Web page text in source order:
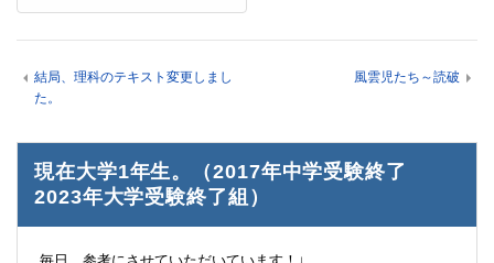
結局、理科のテキスト変更しまし
た。
風雲児たち～読破
現在大学1年生。（2017年中学受験終了
2023年大学受験終了組）